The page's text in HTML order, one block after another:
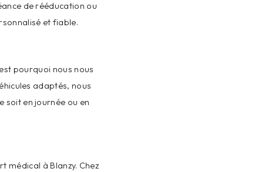
de rééducation ou
et fiable.
pourquoi nous nous
adaptés, nous
soit en journée ou en
à Blanzy. Chez